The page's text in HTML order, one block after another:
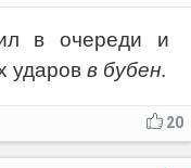
в очереди и
ударов в бубен.
20